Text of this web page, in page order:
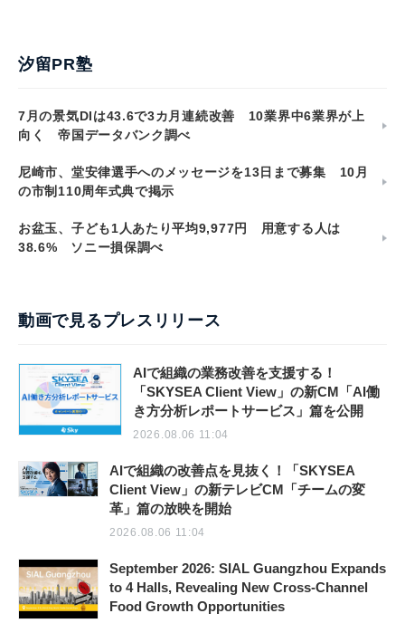
汐留PR塾
7月の景気DIは43.6で3カ月連続改善 10業界中6業界が上
向く 帝国データバンク調べ
尼崎市、堂安律選手へのメッセージを13日まで募集 10月
の市制110周年式典で掲示
お盆玉、子ども1人あたり平均9,977円 用意する人は
38.6% ソニー損保調べ
動画で見るプレスリリース
AIで組織の業務改善を支援する！
「SKYSEA Client View」の新CM「AI働
き方分析レポートサービス」篇を公開
2026.08.06 11:04
AIで組織の改善点を見抜く！「SKYSEA
Client View」の新テレビCM「チームの変
革」篇の放映を開始
2026.08.06 11:04
September 2026: SIAL Guangzhou Expands
to 4 Halls, Revealing New Cross-Channel
Food Growth Opportunities